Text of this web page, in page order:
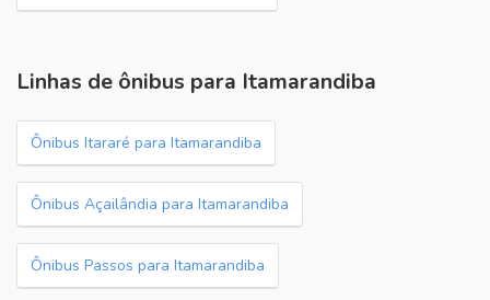
Linhas de ônibus para Itamarandiba
Ônibus Itararé para Itamarandiba
Ônibus Açailândia para Itamarandiba
Ônibus Passos para Itamarandiba